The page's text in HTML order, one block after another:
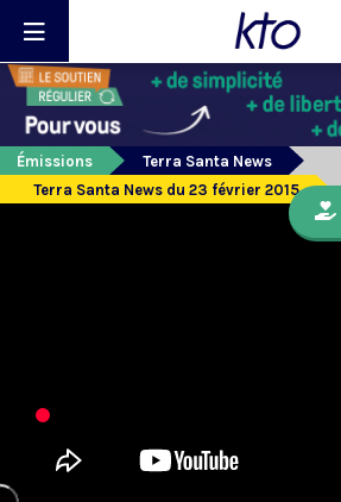
Émissions
Terra Santa News
Terra Santa News du 23 février 2015